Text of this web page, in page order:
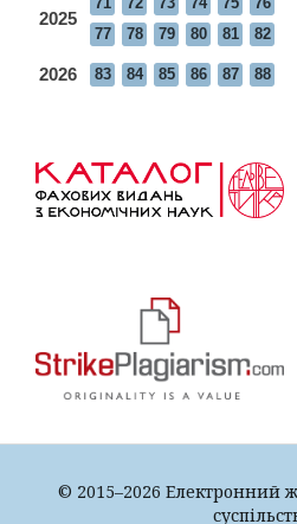
2025
77
78 79 80 81 82
2026 83 84 85 86 87 88
© 2015–2026 Електронний